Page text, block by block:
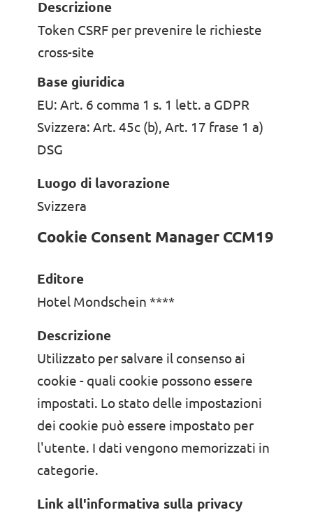
Descrizione
Token CSRF per prevenire le richieste
cross-site
Base giuridica
EU: Art. 6 comma 1 s. 1 lett. a GDPR
Svizzera: Art. 45c (b), Art. 17 frase 1 a)
DSG
Luogo di lavorazione
Svizzera
Cookie Consent Manager CCM19
Editore
Hotel Mondschein ****
Descrizione
Utilizzato per salvare il consenso ai
cookie - quali cookie possono essere
impostati. Lo stato delle impostazioni
dei cookie può essere impostato per
l'utente. I dati vengono memorizzati in
categorie.
Link all'informativa sulla privacy